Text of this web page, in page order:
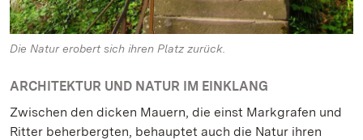
Die Natur erobert sich ihren Platz zurück.
ARCHITEKTUR UND NATUR IM EINKLANG
Zwischen den dicken Mauern, die einst Markgrafen und
Ritter beherbergten, behauptet auch die Natur ihren